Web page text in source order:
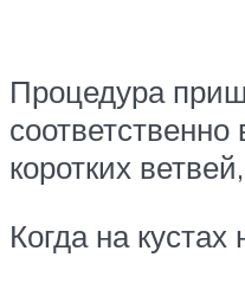
Процедура
коротких
Когда на